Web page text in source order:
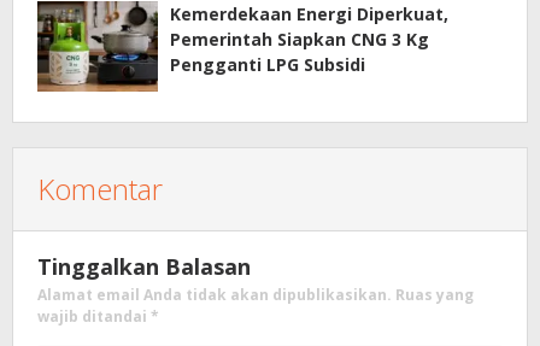
Kemerdekaan Energi Diperkuat,
Pemerintah Siapkan CNG 3 Kg
Pengganti LPG Subsidi
Komentar
Tinggalkan Balasan
Alamat email Anda tidak akan dipublikasikan. Ruas yang
wajib ditandai *